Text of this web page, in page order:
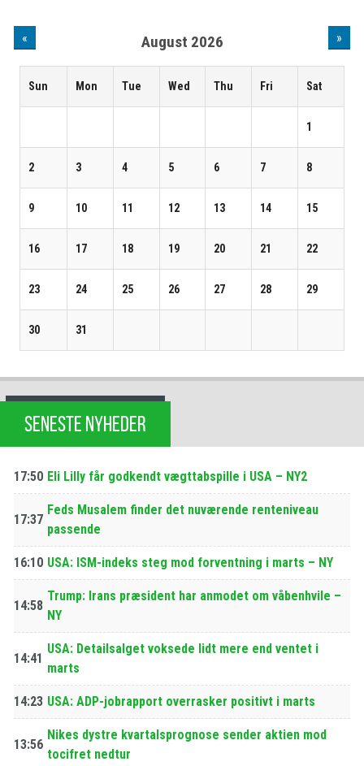
« August 2026 »
Sun Mon Tue Wed Thu Fri Sat
1
2 3 4 5 6 7 8
9 10 11 12 13 14 15
16 17 18 19 20 21 22
23 24 25 26 27 28 29
30 31
SENESTE NYHEDER
17:50 Eli Lilly får godkendt vægttabspille i USA – NY2
17:37
Feds Musalem finder det nuværende renteniveau
passende
16:10 USA: ISM-indeks steg mod forventning i marts – NY
14:58
Trump: Irans præsident har anmodet om våbenhvile –
NY
14:41
USA: Detailsalget voksede lidt mere end ventet i
marts
14:23 USA: ADP-jobrapport overrasker positivt i marts
13:56
Nikes dystre kvartalsprognose sender aktien mod
tocifret nedtur